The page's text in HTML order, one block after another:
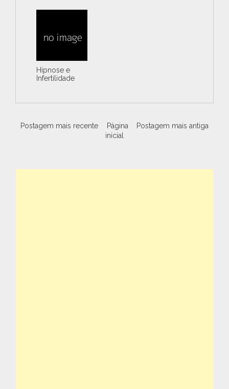
Hipnose e
Infertilidade
Postagem mais recente Postagem mais antiga
Página
inicial